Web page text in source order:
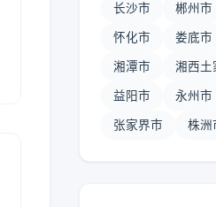
长沙市 郴州市
怀化市 娄底市
湘潭市 湘西土
益阳市 永州市
张家界市 株洲